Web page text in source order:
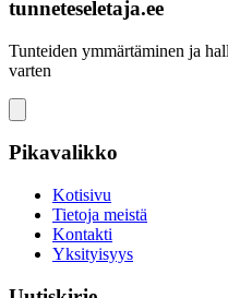
tunneteseletaja.ee
Tunteiden ymmärtäminen ja
varten
Pikavalikko
Kotisivu
Tietoja meistä
Kontakti
Yksityisyys